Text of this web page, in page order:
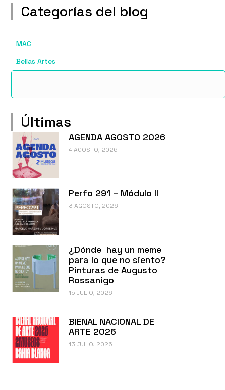
Categorías del blog
MAC
Bellas Artes
Últimas
AGENDA AGOSTO 2026
4 AGOSTO, 2026
Perfo 291 – Módulo II
3 AGOSTO, 2026
¿Dónde hay un meme
para lo que no siento?
Pinturas de Augusto
Rossanigo
15 JULIO, 2026
BIENAL NACIONAL DE
ARTE 2026
13 JULIO, 2026